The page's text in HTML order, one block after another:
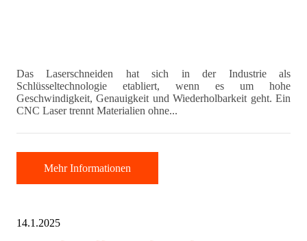
Das Laserschneiden hat sich in der Industrie als
Schlüsseltechnologie etabliert, wenn es um hohe
Geschwindigkeit, Genauigkeit und Wiederholbarkeit geht. Ein
CNC Laser trennt Materialien ohne...
Mehr Informationen
14.1.2025